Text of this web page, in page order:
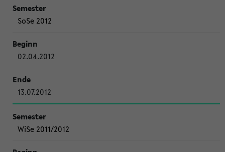
SoSe 2012
02.04.2012
13.07.2012
WiSe 2011/2012